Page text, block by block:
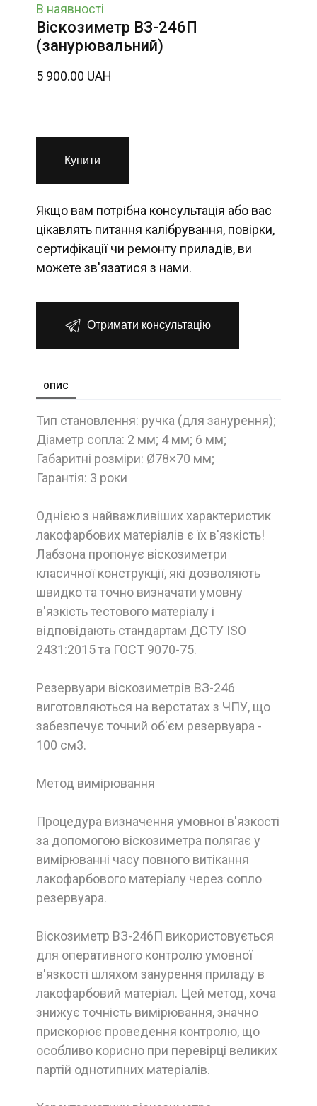
В наявності
Віскозиметр ВЗ-246П
(занурювальний)
5 900.00 UAH
Купити
Якщо вам потрібна консультація або вас
цікавлять питання калібрування, повірки,
сертифікації чи ремонту приладів, ви
можете зв'язатися з нами.
Отримати консультацію
ОПИС
Тип становлення: ручка (для занурення);
Діаметр сопла: 2 мм; 4 мм; 6 мм;
Габаритні розміри: Ø78×70 мм;
Гарантія: 3 роки
Однією з найважливіших характеристик
лакофарбових матеріалів є їх в'язкість!
Лабзона пропонує віскозиметри
класичної конструкції, які дозволяють
швидко та точно визначати умовну
в'язкість тестового матеріалу і
відповідають стандартам ДСТУ ISO
2431:2015 та ГОСТ 9070-75.
Резервуари віскозиметрів ВЗ-246
виготовляються на верстатах з ЧПУ, що
забезпечує точний об'єм резервуара -
100 см3.
Метод вимірювання
Процедура визначення умовної в'язкості
за допомогою віскозиметра полягає у
вимірюванні часу повного витікання
лакофарбового матеріалу через сопло
резервуара.
Віскозиметр ВЗ-246П використовується
для оперативного контролю умовної
в'язкості шляхом занурення приладу в
лакофарбовий матеріал. Цей метод, хоча
знижує точність вимірювання, значно
прискорює проведення контролю, що
особливо корисно при перевірці великих
партій однотипних матеріалів.